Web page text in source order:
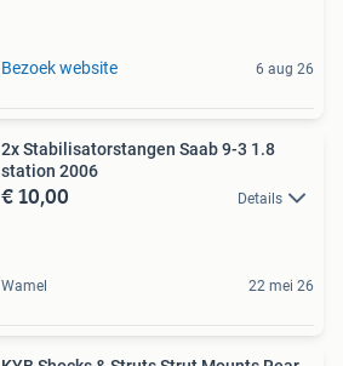
Bezoek website 6 aug 26
2x Stabilisatorstangen Saab 9-3 1.8
station 2006
€ 10,00 Details
Wamel 22 mei 26